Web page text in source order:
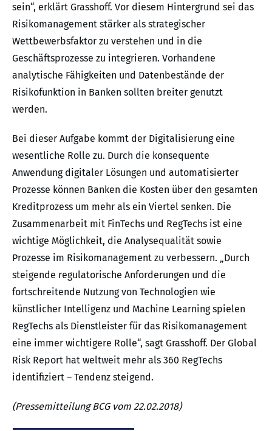
sein“, erklärt Grasshoff. Vor diesem Hintergrund sei das
Risikomanagement stärker als strategischer
Wettbewerbsfaktor zu verstehen und in die
Geschäftsprozesse zu integrieren. Vorhandene
analytische Fähigkeiten und Datenbestände der
Risikofunktion in Banken sollten breiter genutzt
werden.
Bei dieser Aufgabe kommt der Digitalisierung eine
wesentliche Rolle zu. Durch die konsequente
Anwendung digitaler Lösungen und automatisierter
Prozesse können Banken die Kosten über den gesamten
Kreditprozess um mehr als ein Viertel senken. Die
Zusammenarbeit mit FinTechs und RegTechs ist eine
wichtige Möglichkeit, die Analysequalität sowie
Prozesse im Risikomanagement zu verbessern. „Durch
steigende regulatorische Anforderungen und die
fortschreitende Nutzung von Technologien wie
künstlicher Intelligenz und Machine Learning spielen
RegTechs als Dienstleister für das Risikomanagement
eine immer wichtigere Rolle“, sagt Grasshoff. Der Global
Risk Report hat weltweit mehr als 360 RegTechs
identifiziert – Tendenz steigend.
(Pressemitteilung BCG vom 22.02.2018)